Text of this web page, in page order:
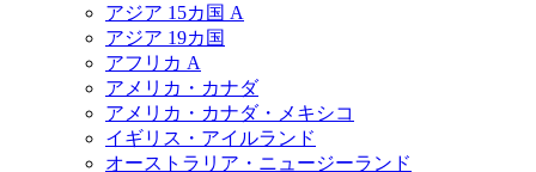
アジア 15カ国 A
アジア 19カ国
アフリカ A
アメリカ・カナダ
アメリカ・カナダ・メキシコ
イギリス・アイルランド
オーストラリア・ニュージーランド